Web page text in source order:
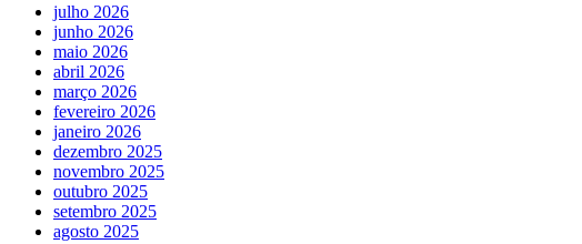
julho 2026
junho 2026
maio 2026
abril 2026
março 2026
fevereiro 2026
janeiro 2026
dezembro 2025
novembro 2025
outubro 2025
setembro 2025
agosto 2025